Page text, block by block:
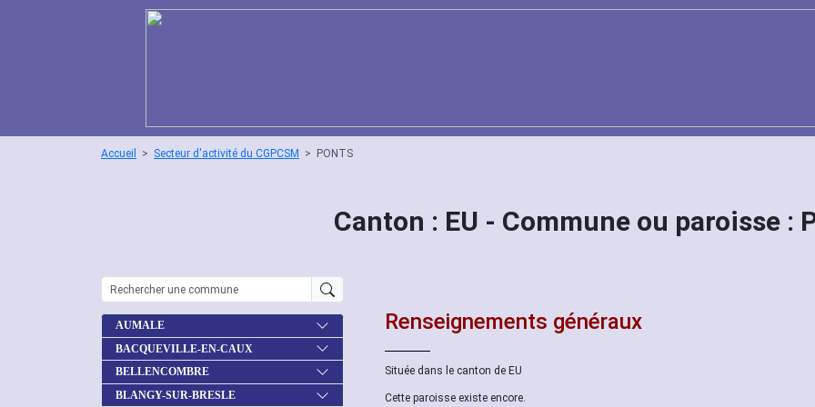
Accueil Secteur d'activité du CGPCSM PONTS
Canton : EU - Commune ou paroisse :
AUMALE
BACQUEVILLE-EN-CAUX
BELLENCOMBRE
BLANGY-SUR-BRESLE
Renseignements généraux
Située dans le canton de EU
Cette paroisse existe encore.